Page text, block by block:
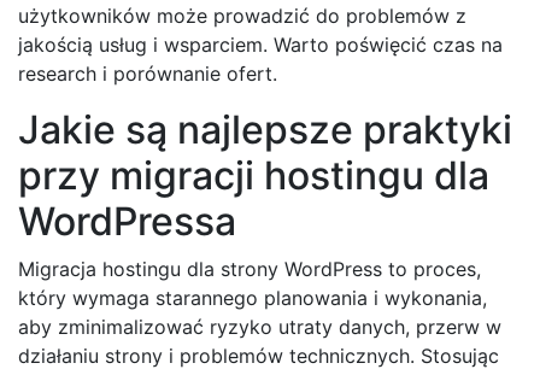
użytkowników może prowadzić do problemów z
jakością usług i wsparciem. Warto poświęcić czas na
research i porównanie ofert.
Jakie są najlepsze praktyki
przy migracji hostingu dla
WordPressa
Migracja hostingu dla strony WordPress to proces,
który wymaga starannego planowania i wykonania,
aby zminimalizować ryzyko utraty danych, przerw w
działaniu strony i problemów technicznych. Stosując